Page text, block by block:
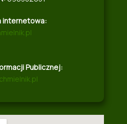
internetowa:
Publicznej: